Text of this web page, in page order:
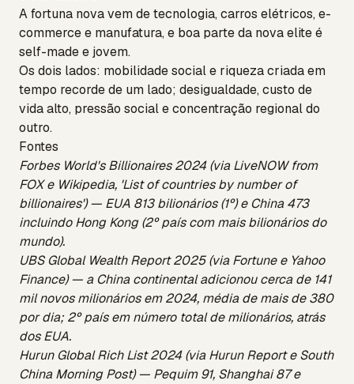
A fortuna nova vem de tecnologia, carros elétricos, e-
commerce e manufatura, e boa parte da nova elite é
self-made e jovem.
Os dois lados: mobilidade social e riqueza criada em
tempo recorde de um lado; desigualdade, custo de
vida alto, pressão social e concentração regional do
outro.
Fontes
Forbes World's Billionaires 2024 (via LiveNOW from
FOX e Wikipedia, 'List of countries by number of
billionaires') — EUA 813 bilionários (1º) e China 473
incluindo Hong Kong (2º país com mais bilionários do
mundo).
UBS Global Wealth Report 2025 (via Fortune e Yahoo
Finance) — a China continental adicionou cerca de 141
mil novos milionários em 2024, média de mais de 380
por dia; 2º país em número total de milionários, atrás
dos EUA.
Hurun Global Rich List 2024 (via Hurun Report e South
China Morning Post) — Pequim 91, Shanghai 87 e